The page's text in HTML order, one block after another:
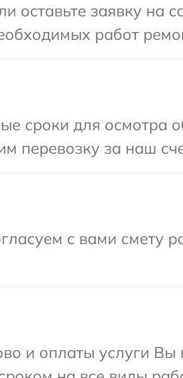
оставьте заявку на
работ
сроки для осмотра
перевозку за наш
с вами смету
и оплаты услуги